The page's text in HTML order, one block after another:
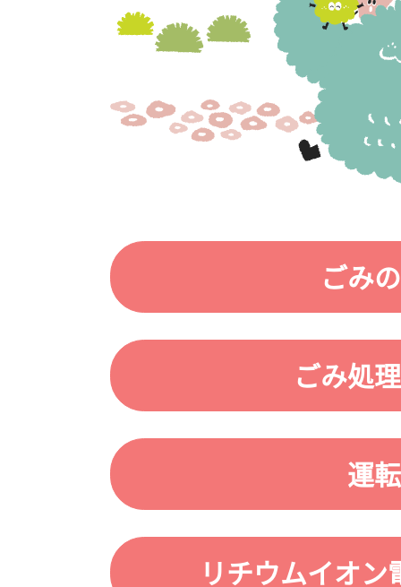
ごみ
ごみ処
運
リチウムイオ